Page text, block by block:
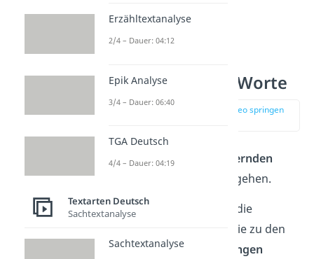
Aufmunternde Worte
zur Stelle im Video springen
Lass dir diese
aufmunternden
durch den Kopf gehen.
„Manchmal sind es die
kleinsten Schritte, die zu den
größtenVeränderungen
Erzähltextanalyse
2/4 – Dauer: 04:12
Epik Analyse
3/4 – Dauer: 06:40
TGA Deutsch
4/4 – Dauer: 04:19
Textarten Deutsch
Sachtextanalyse
Sachtextanalyse